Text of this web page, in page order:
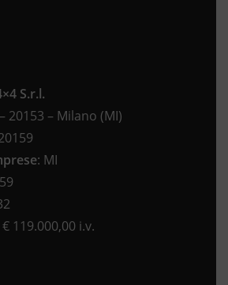
S.r.l.
20153 – Milano (MI)
: MI
119.000,00 i.v.